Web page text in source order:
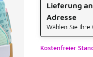
Lieferung
Adresse
Wählen Sie Ihre
Kostenfreier